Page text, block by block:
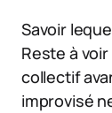
Savoir
Reste à
collectif
improvisé